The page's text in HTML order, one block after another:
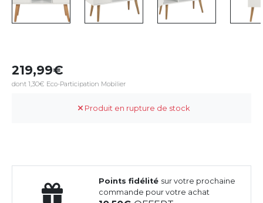
219,99
dont 1,30€ Eco-Participation Mobilier
Produit en rupture de stock
Points fidélité sur votre prochaine
commande pour votre achat